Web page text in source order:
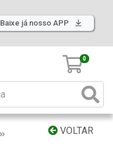
Baixe já nosso APP
0
VOLTAR